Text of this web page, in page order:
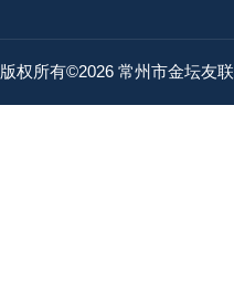
版权所有©2026 常州市金坛友